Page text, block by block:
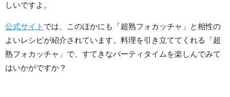
しいですよ。
公式サイト では、このほかにも「超熟フォカッチャ」と相性の
よいレシピが紹介されています。料理を引き立ててくれる「超
熟フォカッチャ」で、すてきなパーティタイムを楽しんでみて
はいかがですか？